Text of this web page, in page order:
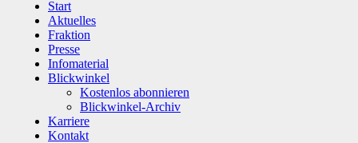
Start
Aktuelles
Fraktion
Presse
Infomaterial
Blickwinkel
Kostenlos abonnieren
Blickwinkel-Archiv
Karriere
Kontakt